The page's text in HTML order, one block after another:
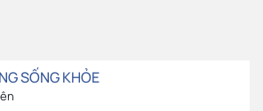
SỐNG KHỎE